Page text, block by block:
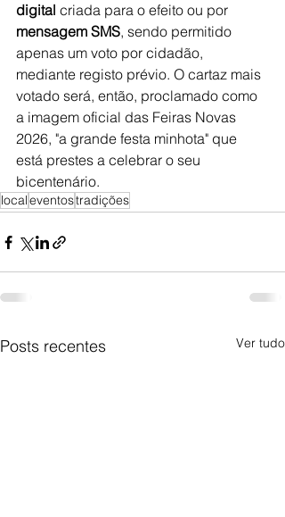
digital criada para o efeito ou por
mensagem SMS, sendo permitido
apenas um voto por cidadão,
mediante registo prévio. O cartaz mais
votado será, então, proclamado como
a imagem oficial das Feiras Novas
2026, "a grande festa minhota" que
está prestes a celebrar o seu
bicentenário.
localeventostradições
Posts recentes Ver tudo